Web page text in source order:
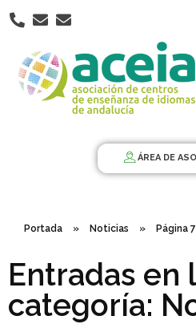
Nota:
este
web
incluye
ÁREA DE
Portada » Noticias » Página 7
Entradas en
categoría: